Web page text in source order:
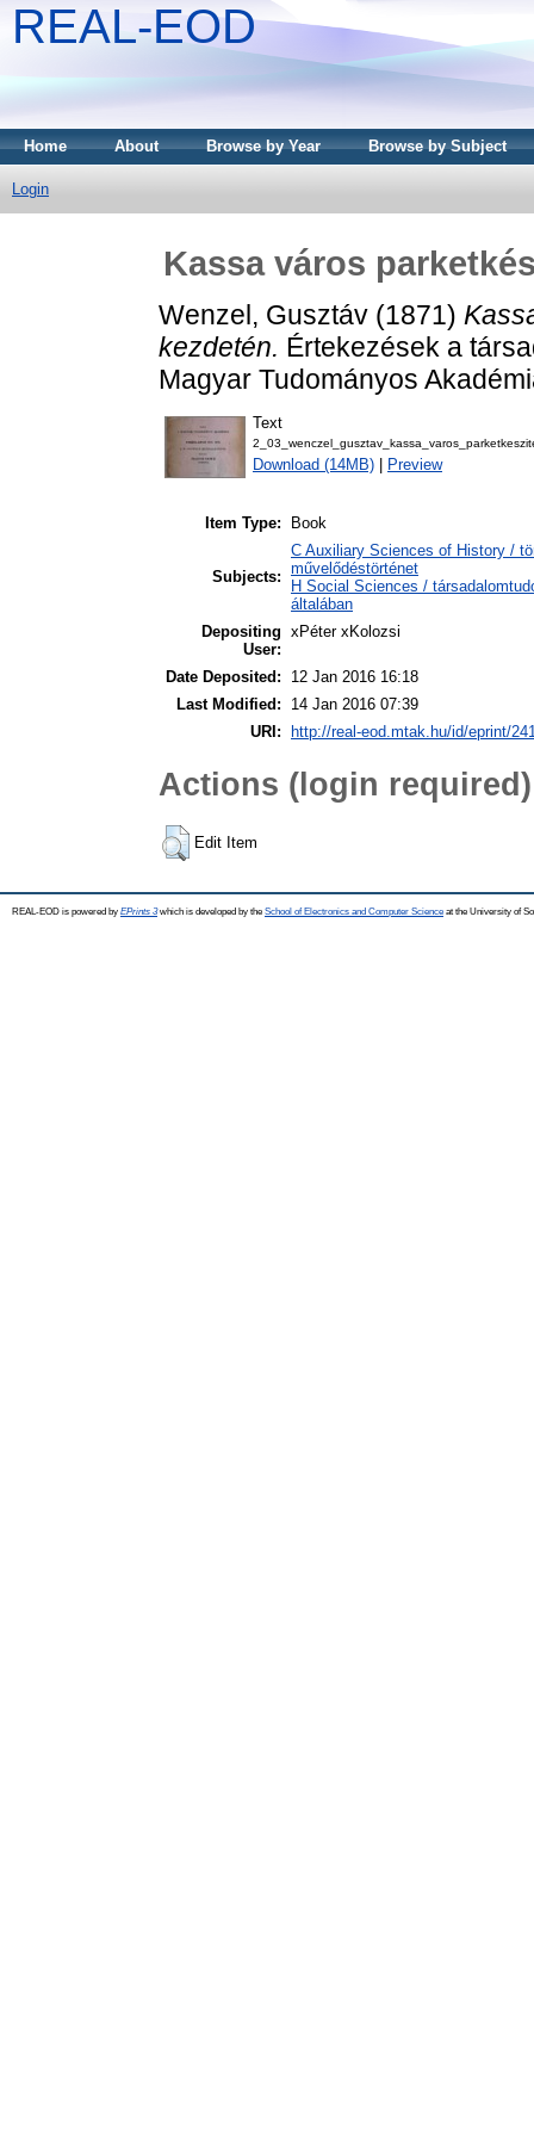
REAL-EOD
Home About Browse by Year Browse by Subject
Login
Kassa város
Wenzel, Gusztáv (1871)
kezdetén. Értekezések a
Magyar Tudományos
Text
Download (14MB) Preview
Item Type: Book
Subjects:
C Auxiliary Sciences of History /
művelődéstörténet
H Social Sciences /
általában
Depositing
User:
xPéter xKolozsi
Date Deposited:
12 Jan 2016 16:18
Last Modified:
14 Jan 2016 07:39
URI:
http://real-eod.mtak.hu/id/eprint/
Actions (login required)
Edit Item
REAL-EOD is powered by EPrints 3which is developed by the School of Electronics and Computer Science at the University of